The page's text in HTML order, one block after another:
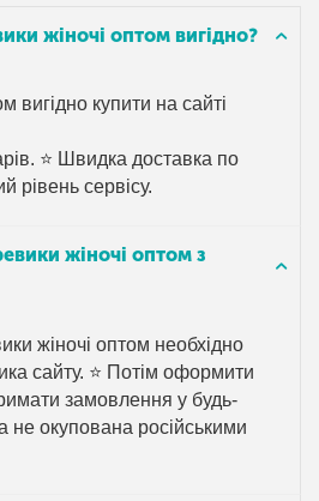
жіночі оптом вигідно?
вигідно купити на сайті
⭐ Швидка доставка по
рівень сервісу.
жіночі оптом з
жіночі оптом необхідно
сайту. ⭐ Потім оформити
замовлення у будь-
не окупована російськими